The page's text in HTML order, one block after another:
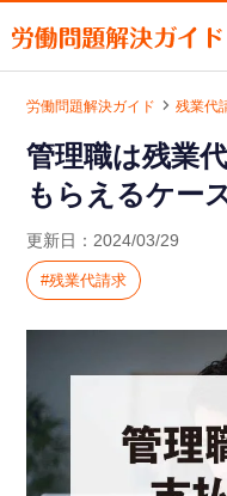
ホームに戻る
労働問題お悩み解
残業代計算ツール
労働問題の記事一覧
労働問題お悩み
労働問題解決ガイド |残業代
管理職は残業
もらえるケー
更新日： 2024/03/29
残業代請求